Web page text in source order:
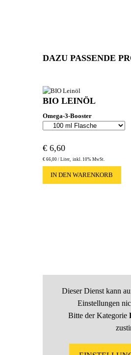
DAZU PASSENDE
BIO LEINÖL
Omega-3-Booster
€ 6,60
€ 66,00 / Liter inkl. 10% MwSt.
IN DEN WARENKORB
Dieser Dienst kann
Einstellungen
Bitte der Kategorie